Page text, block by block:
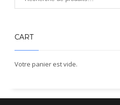
CART
Votre panier est vide.